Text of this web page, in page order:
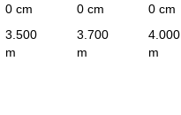
0 cm 0 cm 0 cm
3.500
m
3.700
m
4.000
m